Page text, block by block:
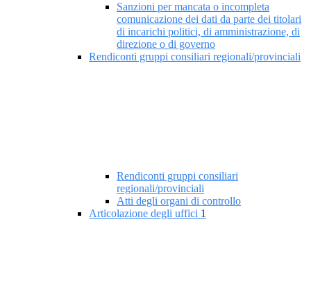
Sanzioni per mancata o incompleta
comunicazione dei dati da parte dei titolari
di incarichi politici, di amministrazione, di
direzione o di governo
Rendiconti gruppi consiliari regionali/provinciali
Rendiconti gruppi consiliari
regionali/provinciali
Atti degli organi di controllo
Articolazione degli uffici 1